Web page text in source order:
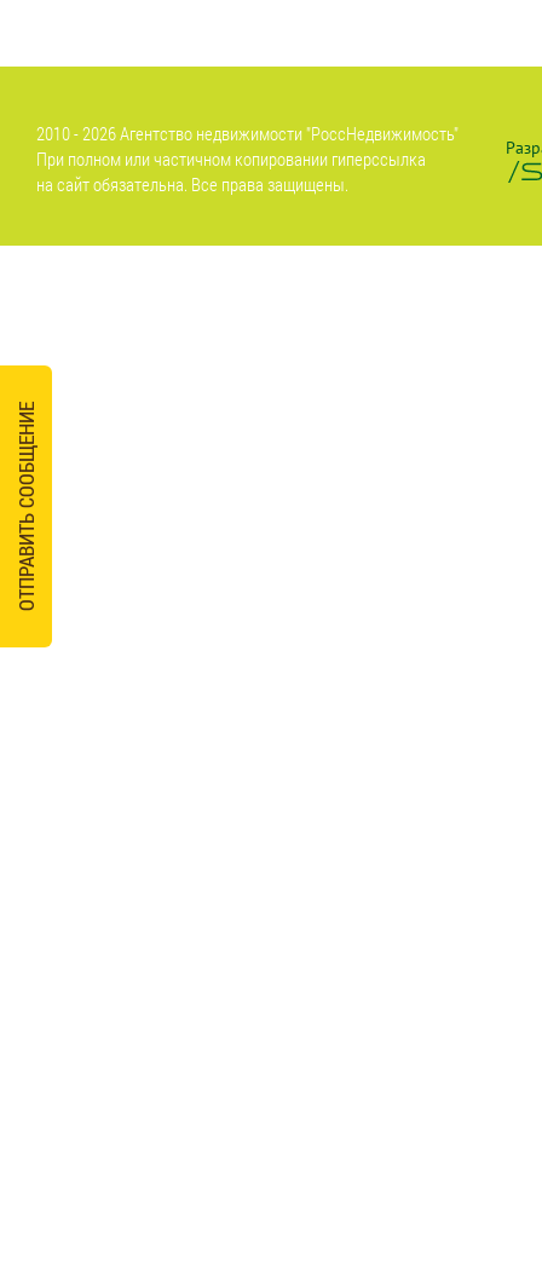
2010 - 2026 Агентство недвижимости "РоссНедвижимость"
При полном или частичном копировании гиперссылка
на сайт обязательна. Все права защищены.
ОТПРАВИТЬ СООБЩЕНИЕ